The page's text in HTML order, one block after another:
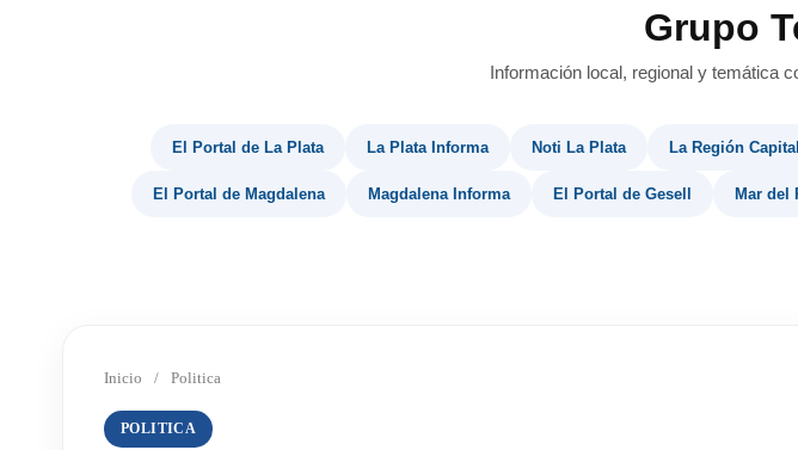
Grupo
Información local, regional y temática
El Portal de La Plata La Plata Informa Noti La Plata La Región Capital
El Portal de Magdalena Magdalena Informa El Portal de Gesell Mar del
Inicio / Politica
POLITICA